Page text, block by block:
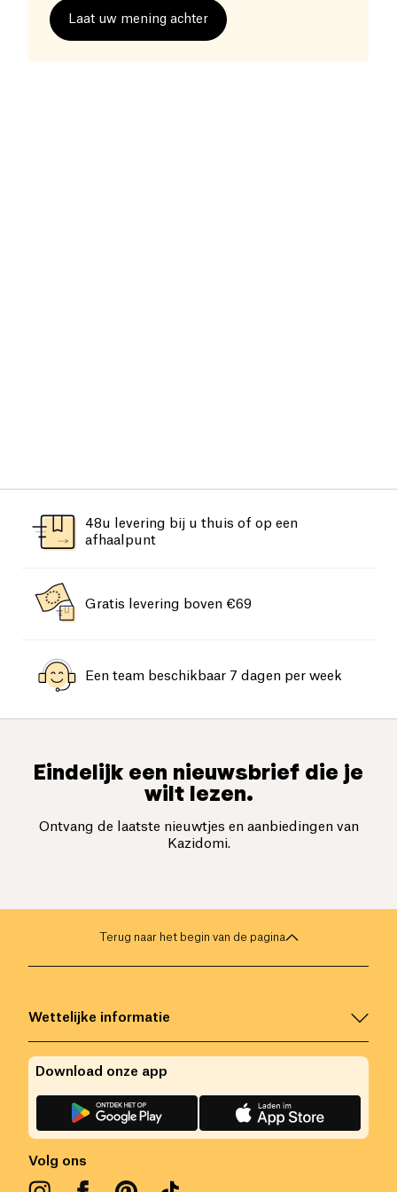
Laat uw mening achter
48u levering bij u thuis of op een
afhaalpunt
Gratis levering boven €69
Een team beschikbaar 7 dagen per week
Eindelijk een nieuwsbrief die je
wilt lezen.
Ontvang de laatste nieuwtjes en aanbiedingen van
Kazidomi.
Terug naar het begin van de pagina
Wettelijke informatie
Volg ons
Download onze app